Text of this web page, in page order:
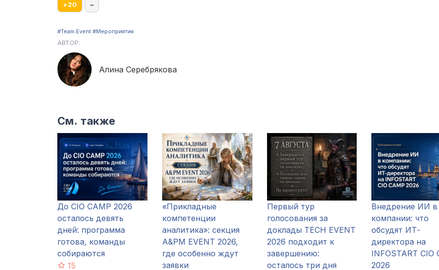
+20 –
#Team Event #Мероприятия
АВТОР:
Алина Серебрякова
См. также
До CIO CAMP 2026
осталось девять
дней: программа
готова, команды
собираются
15
«Прикладные
компетенции
аналитика»: секция
A&PM EVENT 2026,
где особенно ждут
заявки
Первый тур
голосования за
доклады TECH EVENT
2026 подходит к
завершению:
осталось три дня
Внедрение ИИ в
компании: что
обсудят ИТ-
директора на
INFOSTART CIO
2026